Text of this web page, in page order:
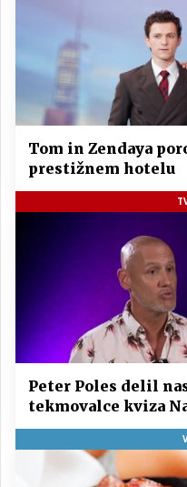
Tom in Zendaya
prestižnem hotelu
Peter Poles delil
tekmovalce kviza